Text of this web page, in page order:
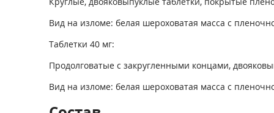
Вид на изломе: белая шероховатая масса с
Таблетки 40 мг:
Продолговатые с закругленными концами,
Вид на изломе: белая шероховатая масса с